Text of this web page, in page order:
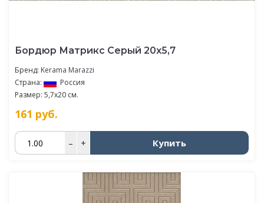
Бордюр Матрикс Серый 20х5,7
Бренд: Kerama Marazzi
Страна:
Россия
Размер: 5,7x20 см.
161 руб.
– + Купить